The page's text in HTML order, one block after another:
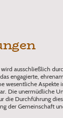
wird ausschließlich
engagierte,
wesentliche Aspekte
Die unermüdliche
die Durchführung
der Gemeinschaft